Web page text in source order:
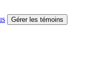
Gérer les témoins